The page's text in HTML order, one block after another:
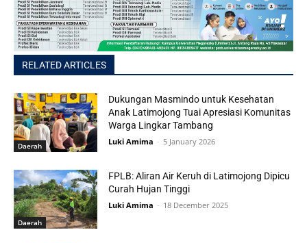
RELATED ARTICLES
Daerah
Dukungan Masmindo untuk Kesehatan
Anak Latimojong Tuai Apresiasi Komunitas
Warga Lingkar Tambang
Luki Amima - 5 January 2026
Daerah
FPLB: Aliran Air Keruh di Latimojong Dipicu
Curah Hujan Tinggi
Luki Amima - 18 December 2025